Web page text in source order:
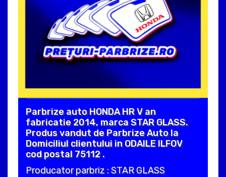
Parbrize auto HONDA HR V an
fabricatie 2014, marca STAR GLASS.
Produs vandut de Parbrize Auto la
Domiciliul clientului in ODAILE ILFOV
cod postal 75112 .
Producator parbriz : STAR GLASS